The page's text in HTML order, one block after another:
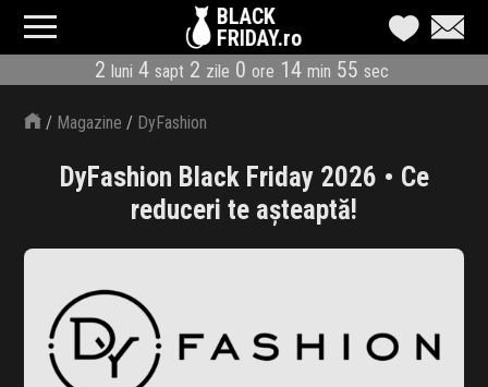
BLACK
FRIDAY.ro
2 luni 4 sapt 2 zile 0 ore 14 min 55 sec
CATEGORII
MAGAZINE
ÎNSCRIE MAGAZIN
LIVE BLOG
REDUCERI
CODURI REDUCERE
/ Magazine / DyFashion
DyFashion Black Friday 2026 • Ce
reduceri te așteaptă!